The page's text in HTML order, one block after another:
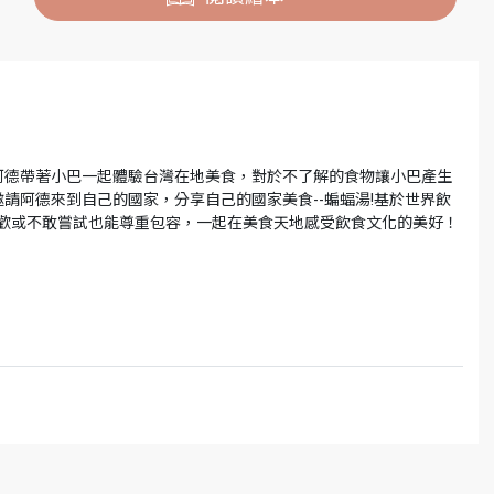
帶著小巴一起體驗台灣在地美食，對於不了解的食物讓小巴產生
阿德來到自己的國家，分享自己的國家美食--蝙蝠湯!基於世界飲
不敢嘗試也能尊重包容，一起在美食天地感受飲食文化的美好！